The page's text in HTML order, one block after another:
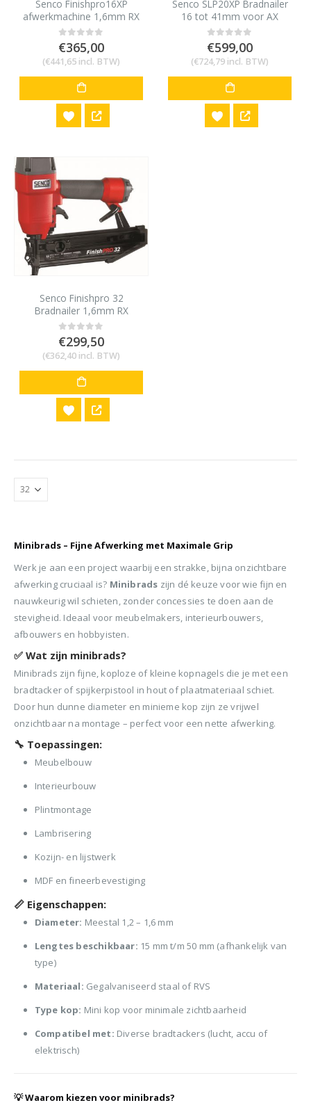
Senco Finishpro16XP
afwerkmachine 1,6mm RX
32-65mm
0out of 5
€365,00
(€441,65 incl. BTW)
Senco SLP20XP Bradnailer
16 tot 41mm voor AX
minibrads 18 gauge
0out of 5
€599,00
(€724,79 incl. BTW)
Senco Finishpro 32
Bradnailer 1,6mm RX
afwerkspijker
0out of 5
€299,50
(€362,40 incl. BTW)
Minibrads – Fijne Afwerking met Maximale Grip
Werk je aan een project waarbij een strakke, bijna onzichtbare
afwerking cruciaal is? Minibrads zijn dé keuze voor wie fijn en
nauwkeurig wil schieten, zonder concessies te doen aan de
stevigheid. Ideaal voor meubelmakers, interieurbouwers,
afbouwers en hobbyisten.
✅ Wat zijn minibrads?
Minibrads zijn fijne, koploze of kleine kopnagels die je met een
bradtacker of spijkerpistool in hout of plaatmateriaal schiet.
Door hun dunne diameter en minieme kop zijn ze vrijwel
onzichtbaar na montage – perfect voor een nette afwerking.
🔧 Toepassingen:
Meubelbouw
Interieurbouw
Plintmontage
Lambrisering
Kozijn- en lijstwerk
MDF en fineerbevestiging
📏 Eigenschappen:
Diameter: Meestal 1,2 – 1,6 mm
Lengtes beschikbaar: 15 mm t/m 50 mm (afhankelijk van
type)
Materiaal: Gegalvaniseerd staal of RVS
Type kop: Mini kop voor minimale zichtbaarheid
Compatibel met: Diverse bradtackers (lucht, accu of
elektrisch)
💡Waarom kiezen voor minibrads?